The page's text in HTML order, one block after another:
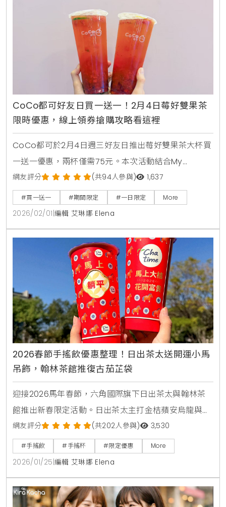
CoCo都可好友日買一送一！2月4日莓好雙果茶
限時優惠，線上領券搶購攻略看這裡
CoCo都可於2月4日週三好友日推出莓好雙果茶大杯買
一送一優惠，兩杯僅需75元。本次活動結合My
Melody美樂蒂聯名粉紅紙杯，提供草莓與蔓越莓融合
紅茶的酸甜滋
網友評分 (共94人參與) 1,637
#買一送一 #期間限定 #一日限定 More
2026/02/01 編輯 艾琳娜 Elena
2026春節手搖飲優惠整理！日出茶太送開運小馬
吊飾，翰林茶館推復古茄芷袋
迎接2026馬年春節，六角國際旗下日出茶太與翰林茶
館推出新春限定活動。日出茶太主打金桔蘋安烏龍與開
運小馬吊飾，翰林茶館則推出復古時尚的珍奶版茄芷
袋。活動期間消費滿額或點購指定套餐，即有機會獲得
限量週邊與飲品優惠，是今年過年走春與聚餐的最佳選
擇。
網友評分 (共202人參與) 3,530
#手搖飲 #手搖杯 #限定優惠 More
2026/01/25 編輯 艾琳娜 Elena